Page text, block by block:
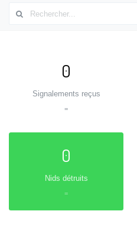
0
Signalements reçus
=
0
Nids détruits
=